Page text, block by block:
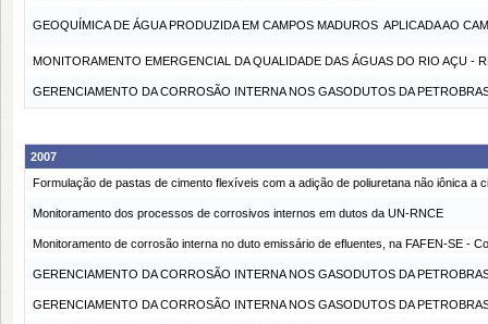
GEOQUÍMICA DE ÁGUA PRODUZIDA EM CAMPOS MADUROS  APLICADA AO
MONITORAMENTO EMERGENCIAL DA QUALIDADE DAS ÁGUAS DO RIO AÇU -
GERENCIAMENTO DA CORROSÃO INTERNA NOS GASODUTOS DA
2007
Formulação de pastas de cimento flexíveis com a adição de poliuretana não iônica a
Monitoramento dos processos de corrosivos internos em dutos da UN-RNCE
Monitoramento de corrosão interna no duto emissário de efluentes, na FAFEN-SE -
GERENCIAMENTO DA CORROSÃO INTERNA NOS GASODUTOS DA
GERENCIAMENTO DA CORROSÃO INTERNA NOS GASODUTOS DA